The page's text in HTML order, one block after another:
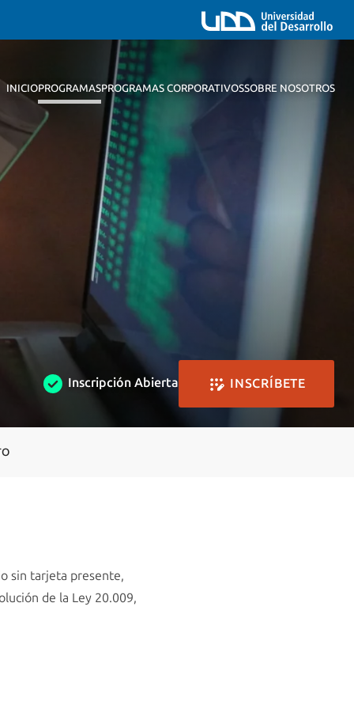
INICIOPROGRAMASPROGRAMAS CORPORATIVOSSOBRE NOSOTROS
Inscripción Abierta INSCRÍBETE
sin tarjeta presente,
de la Ley 20.009,